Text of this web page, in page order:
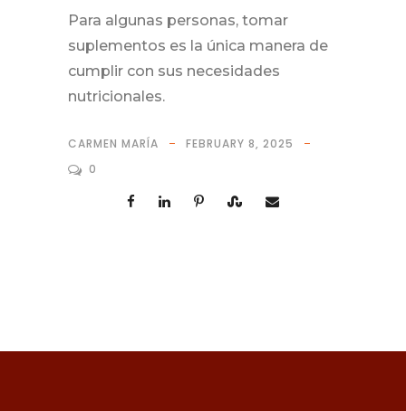
Para algunas personas, tomar
suplementos es la única manera de
cumplir con sus necesidades
nutricionales.
CARMEN MARÍA
FEBRUARY 8, 2025
0